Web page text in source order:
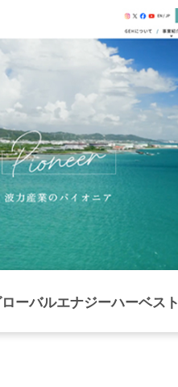
ーバルエナジーハーベスト